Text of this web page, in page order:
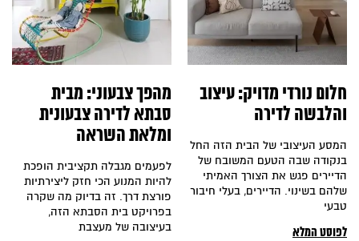
מהפך צבעוני: מבית
סבתא לדירה צבעונית
ומלאת השראה
לפעמים מגבלה תקציבית הופכת
להיות המנוע הכי חזק ליצירתיות
פורצת דרך. זה בדיוק מה שקרה
בפרויקט בית הסבתא הזה,
בעיצובה של מעצבת
חלום נורדי מדויק: עיצוב
והלבשה לדירה
המסע העיצובי של הבית הזה החל
בנקודה שבה הטעם המשובח של
הדיירים פגש את הצורך האמיתי
שלהם בשינוי. הדיירים, בעלי חיבור
טבעי
לפוסט המלא